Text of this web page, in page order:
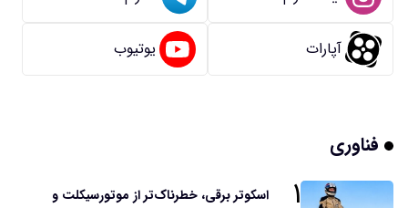
آپارات یوتیوب
فناوری
۱
اسکوتر برقی، خطرناک‌تر از موتورسیکلت و